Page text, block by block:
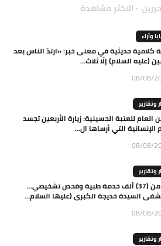
الاكثر مشاهدة
وآراء
كلامية حديثية في معنى خبر: «ارتدّ الناس بعد
(عليه السلام) إلّا ثلاث...
08/08/
وتقارير
العام للعتبة الحسينية: زيارة الأربعين تجسد
الإنسانية التي أرساها ال...
08/08/
وتقارير
أكثر من (37) ألف خدمة طبية وفحص تشخيصي…
السيدة خديجة الكبرى (عليها السلام...
08/08/
وتقارير